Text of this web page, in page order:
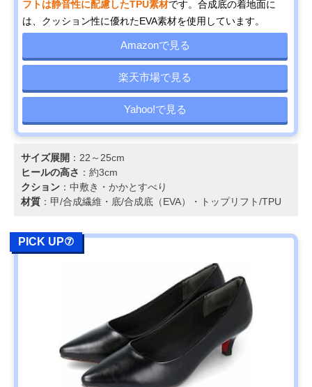
フトは静音性に配慮したTPU素材です。合成底の着地面に
は、クッション性に優れたEVA素材を使用しています。
Amazonで見る
楽天市場で見る
Yahoo!で見る
サイズ展開 ：22～25cm
ヒールの高さ ：約3cm
クション ：中敷き・かかとすべり
材質 ：甲/合成繊維・底/合成底（EVA）・トップリフト/TPU
PICK UP⑦